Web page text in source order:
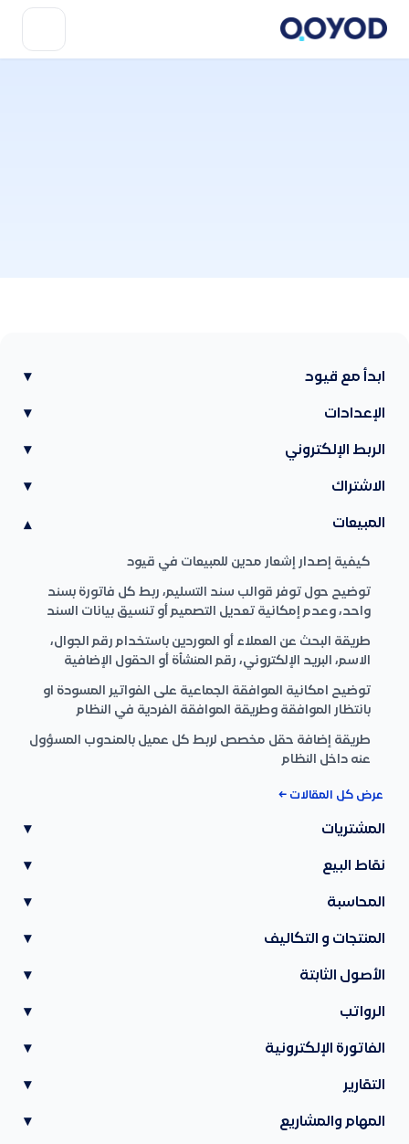
ابدأ مع قيود ▾
الإعدادات ▾
الربط الإلكتروني ▾
الاشتراك ▾
المبيعات ▾
كيفية إصدار إشعار مدين للمبيعات في قيود
توضيح حول توفر قوالب سند التسليم، ربط كل فاتورة بسند
واحد، وعدم إمكانية تعديل التصميم أو تنسيق بيانات السند
طريقة البحث عن العملاء أو الموردين باستخدام رقم الجوال،
الاسم، البريد الإلكتروني، رقم المنشأة أو الحقول الإضافية
توضيح امكانية الموافقة الجماعية على الفواتير المسودة او
بانتظار الموافقة وطريقة الموافقة الفردية في النظام
طريقة إضافة حقل مخصص لربط كل عميل بالمندوب المسؤول
عنه داخل النظام
عرض كل المقالات ←
المشتريات ▾
نقاط البيع ▾
المحاسبة ▾
المنتجات و التكاليف ▾
الأصول الثابتة ▾
الرواتب ▾
الفاتورة الإلكترونية ▾
التقارير ▾
المهام والمشاريع ▾